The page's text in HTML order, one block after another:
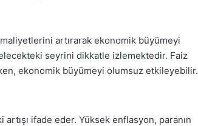
artırarak ekonomik büyümeyi
seyrini dikkatle izlemektedir. Faiz
ekonomik büyümeyi olumsuz etkileyebilir.
ifade eder. Yüksek enflasyon, paranın